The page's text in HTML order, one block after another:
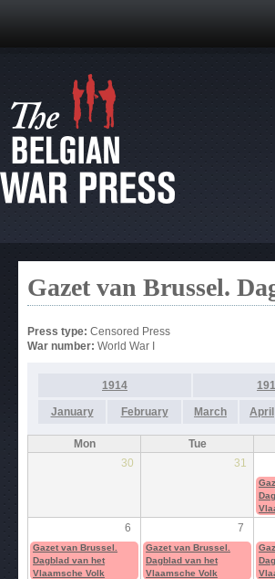
Gazet van Brussel.
Press type: Censored Press
War number: World War I
1914
January February March April
Mon Tue
30
31
6 7
Gazet van Brussel.
Dagblad van het
Vlaamsche Volk
Gazet van Brussel.
Dagblad van het
Vlaamsche Volk